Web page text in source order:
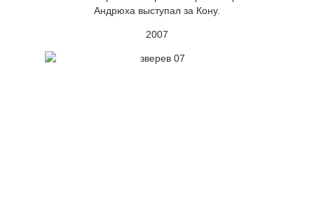
Андрюха выступал за Кону.
2007